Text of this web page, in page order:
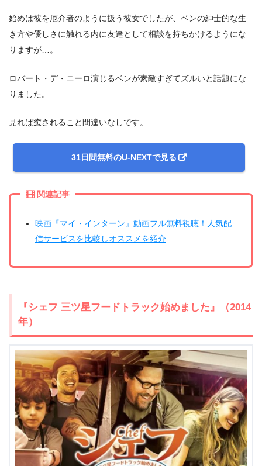
始めは彼を厄介者のように扱う彼女でしたが、ベンの紳士的な生
き方や優しさに触れる内に友達として相談を持ちかけるようにな
りますが…。
ロバート・デ・ニーロ演じるベンが素敵すぎてズルいと話題にな
りました。
見れば癒されること間違いなしです。
31日間無料のU-NEXTで見る
関連記事
映画『マイ・インターン』動画フル無料視聴！人気配
信サービスを比較しオススメを紹介
『シェフ 三ツ星フードトラック始めました』（2014
年）